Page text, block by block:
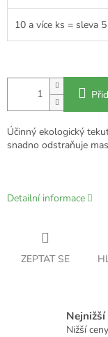
10 a více ks = sleva
Účinný ekologický
snadno odstraňuje
Detailní informace
ZEPTAT SE
Nejnižší
Nižší